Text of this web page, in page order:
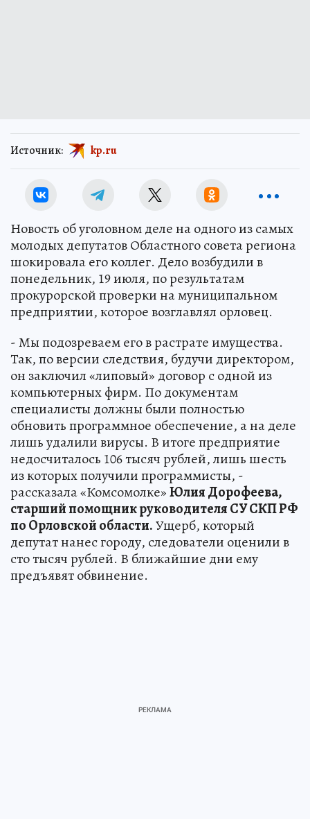
Источник: kp.ru
Новость об уголовном деле на одного из самых
молодых депутатов Областного совета региона
шокировала его коллег. Дело возбудили в
понедельник, 19 июля, по результатам
прокурорской проверки на муниципальном
предприятии, которое возглавлял орловец.
- Мы подозреваем его в растрате имущества.
Так, по версии следствия, будучи директором,
он заключил «липовый» договор с одной из
компьютерных фирм. По документам
специалисты должны были полностью
обновить программное обеспечение, а на деле
лишь удалили вирусы. В итоге предприятие
недосчиталось 106 тысяч рублей, лишь шесть
из которых получили программисты, -
рассказала «Комсомолке»Юлия Дорофеева,
старший помощник руководителя СУ СКП РФ
по Орловской области.Ущерб, который
депутат нанес городу, следователи оценили в
сто тысяч рублей. В ближайшие дни ему
предъявят обвинение.